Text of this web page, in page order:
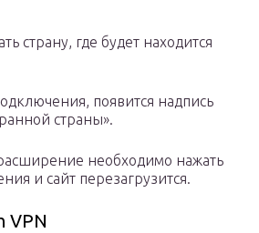
страну, где будет находится
появится надпись
страны».
необходимо нажать
и сайт перезагрузится.
VPN